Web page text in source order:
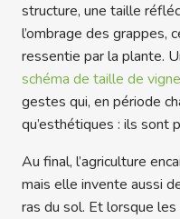
structure, une taille
l’ombrage des grappes,
ressentie par la plante.
schéma de taille de
gestes qui, en période
qu’esthétiques : ils sont
Au final, l’agriculture
mais elle invente aussi
ras du sol. Et lorsque les